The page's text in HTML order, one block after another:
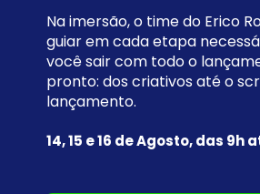
Na imersão, o time do Erico
guiar em cada etapa
você sair com todo o
pronto: dos criativos até o
lançamento.
14, 15 e 16 de Agosto, das 9h